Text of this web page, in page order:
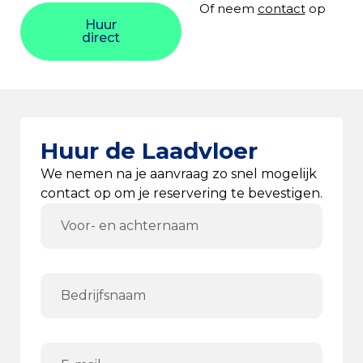
Huur
direct
Of neem contactop
Huur de Laadvloer
We nemen na je aanvraag zo snel mogelijk
contact op om je reservering te bevestigen.